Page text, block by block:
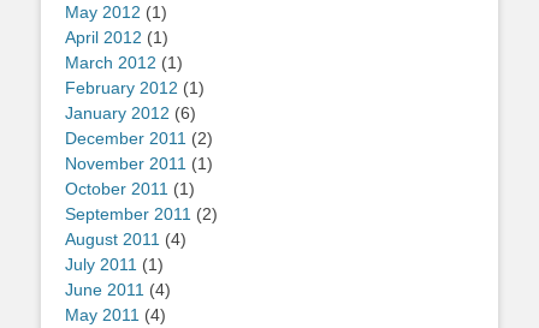
May 2012 (1)
April 2012 (1)
March 2012 (1)
February 2012 (1)
January 2012 (6)
December 2011 (2)
November 2011 (1)
October 2011 (1)
September 2011 (2)
August 2011 (4)
July 2011 (1)
June 2011 (4)
May 2011 (4)